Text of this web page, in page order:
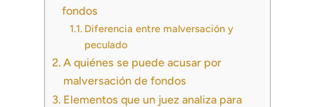
fondos
Diferencia entre malversación y
peculado
A quiénes se puede acusar por
malversación de fondos
Elementos que un juez analiza para